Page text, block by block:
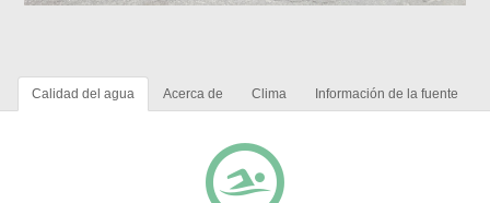
Calidad del agua Acerca de Clima Información de la fuente